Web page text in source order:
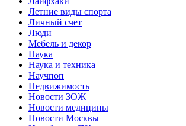
Летние виды спорта
Личный счет
Люди
Мебель и декор
Наука
Наука и техника
Научпоп
Недвижимость
Новости ЗОЖ
Новости медицины
Новости Москвы